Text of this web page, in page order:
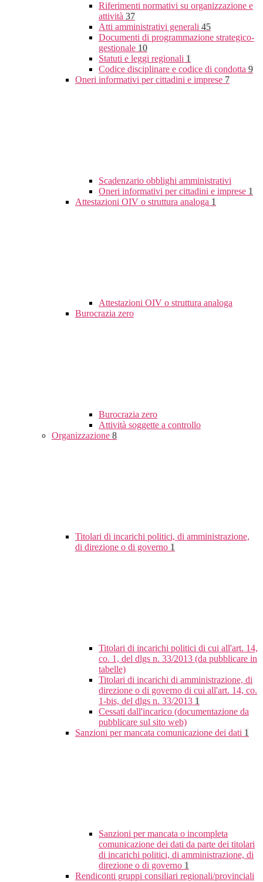
Riferimenti normativi su organizzazione e
attività 37
Atti amministrativi generali 45
Documenti di programmazione strategico-
gestionale 10
Statuti e leggi regionali 1
Codice disciplinare e codice di condotta 9
Oneri informativi per cittadini e imprese 7
Scadenzario obblighi amministrativi
Oneri informativi per cittadini e imprese 1
Attestazioni OIV o struttura analoga 1
Attestazioni OIV o struttura analoga
Burocrazia zero
Burocrazia zero
Attività soggette a controllo
Organizzazione 8
Titolari di incarichi politici, di amministrazione,
di direzione o di governo 1
Titolari di incarichi politici di cui all'art. 14,
co. 1, del dlgs n. 33/2013 (da pubblicare in
tabelle)
Titolari di incarichi di amministrazione, di
direzione o di governo di cui all'art. 14, co.
1-bis, del dlgs n. 33/2013 1
Cessati dall'incarico (documentazione da
pubblicare sul sito web)
Sanzioni per mancata comunicazione dei dati 1
Sanzioni per mancata o incompleta
comunicazione dei dati da parte dei titolari
di incarichi politici, di amministrazione, di
direzione o di governo 1
Rendiconti gruppi consiliari regionali/provinciali